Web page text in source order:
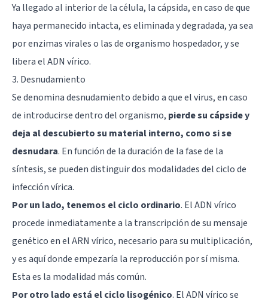
Ya llegado al interior de la célula, la cápsida, en caso de que
haya permanecido intacta, es eliminada y degradada, ya sea
por enzimas virales o las de organismo hospedador, y se
libera el ADN vírico.
3. Desnudamiento
Se denomina desnudamiento debido a que el virus, en caso
de introducirse dentro del organismo, pierde su cápside y
deja al descubierto su material interno, como si se
desnudara. En función de la duración de la fase de la
síntesis, se pueden distinguir dos modalidades del ciclo de
infección vírica.
Por un lado, tenemos el ciclo ordinario. El ADN vírico
procede inmediatamente a la transcripción de su mensaje
genético en el ARN vírico, necesario para su multiplicación,
y es aquí donde empezaría la reproducción por sí misma.
Esta es la modalidad más común.
Por otro lado está el ciclo lisogénico. El ADN vírico se